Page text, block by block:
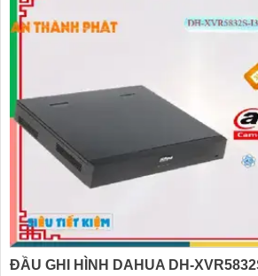
ĐẦU GHI HÌNH DAHUA DH-